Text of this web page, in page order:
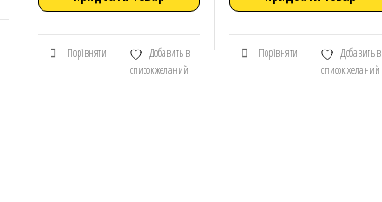
Порівняти
Добавить в
список желаний
Порівняти
Добавить в
список желаний